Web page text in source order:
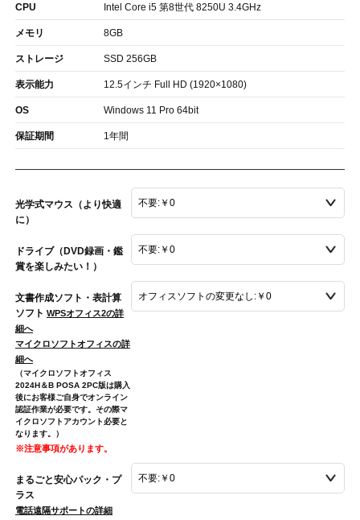
CPU Intel Core i5 第8世代 8250U 3.4GHz
メモリ 8GB
ストレージ SSD 256GB
表示能力 12.5インチ Full HD (1920×1080)
OS Windows 11 Pro 64bit
保証期間 1年間
光学式マウス（より快適
に）
ドライブ（DVD録画・鑑
賞を楽しみたい！）
文書作成ソフト・表計算
ソフト WPSオフィス2の詳
細へ
マイクロソフトオフィスの詳
細へ
（マイクロソフトオフィス
2024H＆B POSA 2PC版は購入
後にお客様ご自身でオンライン
認証作業が必要です。その際マ
イクロソフトアカウント必要と
なります。）
※注意事項があります。
まるごと安心パック・プ
ラス
電話遠隔サポートの詳細